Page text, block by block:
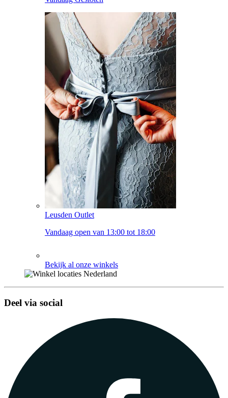
Leusden Outlet
Vandaag open van 13:00 tot 18:00
Bekijk al onze winkels
Deel via social